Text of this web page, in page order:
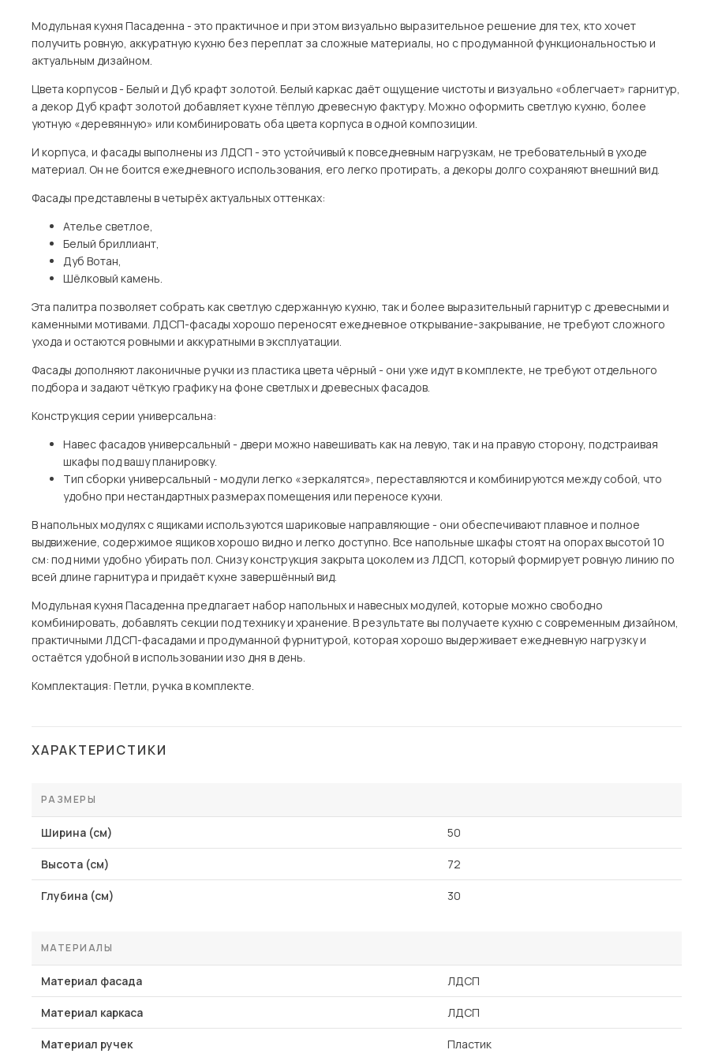
Модульная кухня Пасаденна - это практичное и при этом визуально выразительное решение для тех, кто хочет
получить ровную, аккуратную кухню без переплат за сложные материалы, но с продуманной функциональностью и
актуальным дизайном.
Цвета корпусов - Белый и Дуб крафт золотой. Белый каркас даёт ощущение чистоты и визуально «облегчает» гарнитур,
а декор Дуб крафт золотой добавляет кухне тёплую древесную фактуру. Можно оформить светлую кухню, более
уютную «деревянную» или комбинировать оба цвета корпуса в одной композиции.
И корпуса, и фасады выполнены из ЛДСП - это устойчивый к повседневным нагрузкам, не требовательный в уходе
материал. Он не боится ежедневного использования, его легко протирать, а декоры долго сохраняют внешний вид.
Фасады представлены в четырёх актуальных оттенках:
Ателье светлое,
Белый бриллиант,
Дуб Вотан,
Шёлковый камень.
Эта палитра позволяет собрать как светлую сдержанную кухню, так и более выразительный гарнитур с древесными и
каменными мотивами. ЛДСП-фасады хорошо переносят ежедневное открывание-закрывание, не требуют сложного
ухода и остаются ровными и аккуратными в эксплуатации.
Фасады дополняют лаконичные ручки из пластика цвета чёрный - они уже идут в комплекте, не требуют отдельного
подбора и задают чёткую графику на фоне светлых и древесных фасадов.
Конструкция серии универсальна:
Навес фасадов универсальный - двери можно навешивать как на левую, так и на правую сторону, подстраивая
шкафы под вашу планировку.
Тип сборки универсальный - модули легко «зеркалятся», переставляются и комбинируются между собой, что
удобно при нестандартных размерах помещения или переносе кухни.
В напольных модулях с ящиками используются шариковые направляющие - они обеспечивают плавное и полное
выдвижение, содержимое ящиков хорошо видно и легко доступно. Все напольные шкафы стоят на опорах высотой 10
см: под ними удобно убирать пол. Снизу конструкция закрыта цоколем из ЛДСП, который формирует ровную линию по
всей длине гарнитура и придаёт кухне завершённый вид.
Модульная кухня Пасаденна предлагает набор напольных и навесных модулей, которые можно свободно
комбинировать, добавлять секции под технику и хранение. В результате вы получаете кухню с современным дизайном,
практичными ЛДСП-фасадами и продуманной фурнитурой, которая хорошо выдерживает ежедневную нагрузку и
остаётся удобной в использовании изо дня в день.
Комплектация: Петли, ручка в комплекте.
ХАРАКТЕРИСТИКИ
РАЗМЕРЫ
Ширина (см) 50
Высота (см) 72
Глубина (см) 30
МАТЕРИАЛЫ
Материал фасада ЛДСП
Материал каркаса ЛДСП
Материал ручек Пластик